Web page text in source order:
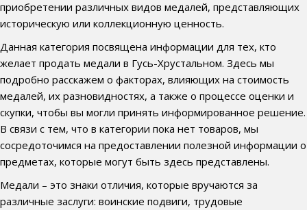
приобретении различных видов медалей, представляющих
историческую или коллекционную ценность.
Данная категория посвящена информации для тех, кто
желает продать медали в Гусь-Хрустальном. Здесь мы
подробно расскажем о факторах, влияющих на стоимость
медалей, их разновидностях, а также о процессе оценки и
скупки, чтобы вы могли принять информированное решение.
В связи с тем, что в категории пока нет товаров, мы
сосредоточимся на предоставлении полезной информации о
предметах, которые могут быть здесь представлены.
Медали – это знаки отличия, которые вручаются за
различные заслуги: воинские подвиги, трудовые